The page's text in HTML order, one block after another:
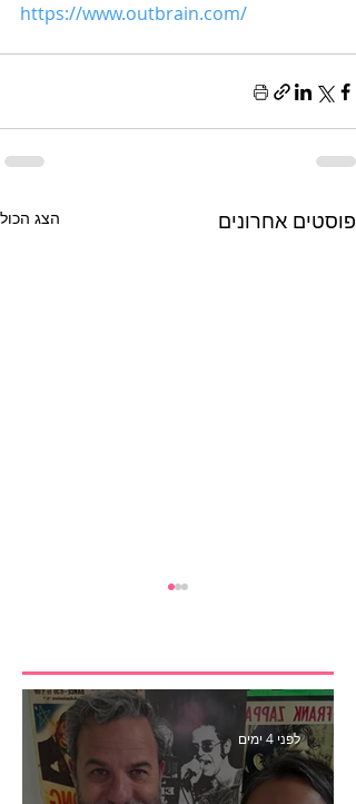
https://www.outbrain.com/
פוסטים אחרונים הצג הכול
הבנצ׳מרק הראשון
לפעילות משפיענים- פרק
לפני 4 ימים